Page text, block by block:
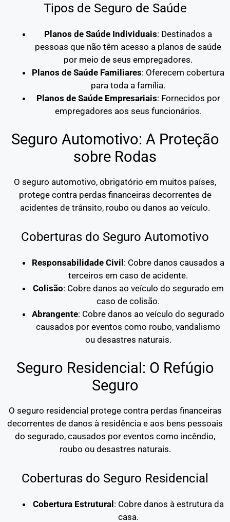
Tipos de Seguro de Saúde
Planos de Saúde Individuais: Destinados a
pessoas que não têm acesso a planos de saúde
por meio de seus empregadores.
Planos de Saúde Familiares: Oferecem cobertura
para toda a família.
Planos de Saúde Empresariais: Fornecidos por
empregadores aos seus funcionários.
Seguro Automotivo: A Proteção
sobre Rodas
O seguro automotivo, obrigatório em muitos países,
protege contra perdas financeiras decorrentes de
acidentes de trânsito, roubo ou danos ao veículo.
Coberturas do Seguro Automotivo
Responsabilidade Civil: Cobre danos causados a
terceiros em caso de acidente.
Colisão: Cobre danos ao veículo do segurado em
caso de colisão.
Abrangente: Cobre danos ao veículo do segurado
causados por eventos como roubo, vandalismo
ou desastres naturais.
Seguro Residencial: O Refúgio
Seguro
O seguro residencial protege contra perdas financeiras
decorrentes de danos à residência e aos bens pessoais
do segurado, causados por eventos como incêndio,
roubo ou desastres naturais.
Coberturas do Seguro Residencial
Cobertura Estrutural: Cobre danos à estrutura da
casa.